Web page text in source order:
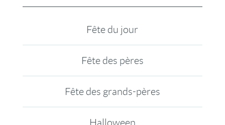
Fête du jour
Fête des pères
Fête des grands-pères
Halloween